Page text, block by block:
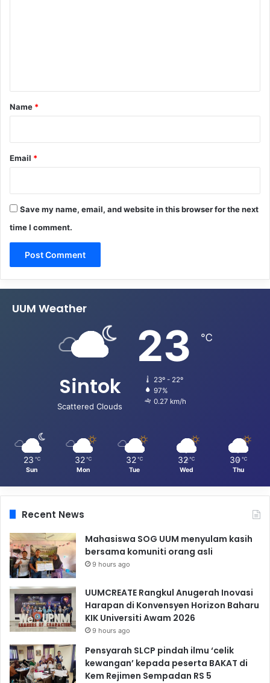
*
Name *
Email *
Save my name, email, and website in this browser for the next
time I comment.
UUM Weather
Sintok
Scattered Clouds
23 ℃
23º - 22º
97%
0.27 km/h
23 ℃
Sun
32 ℃
Mon
32 ℃
Tue
32 ℃
Wed
30 ℃
Thu
Recent News
Mahasiswa SOG UUM menyulam kasih
bersama komuniti orang asli
9 hours ago
UUMCREATE Rangkul Anugerah Inovasi
Harapan di Konvensyen Horizon Baharu
KIK Universiti Awam 2026
9 hours ago
Pensyarah SLCP pindah ilmu ‘celik
kewangan’ kepada peserta BAKAT di
Kem Rejimen Sempadan RS 5